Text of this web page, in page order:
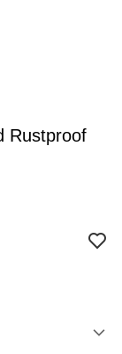
Rustproof